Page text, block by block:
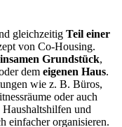
gleichzeitig Teil einer
von Co-Housing.
Grundstück,
dem eigenen Haus.
wie z. B. Büros,
oder auch
und
einfacher organisieren.